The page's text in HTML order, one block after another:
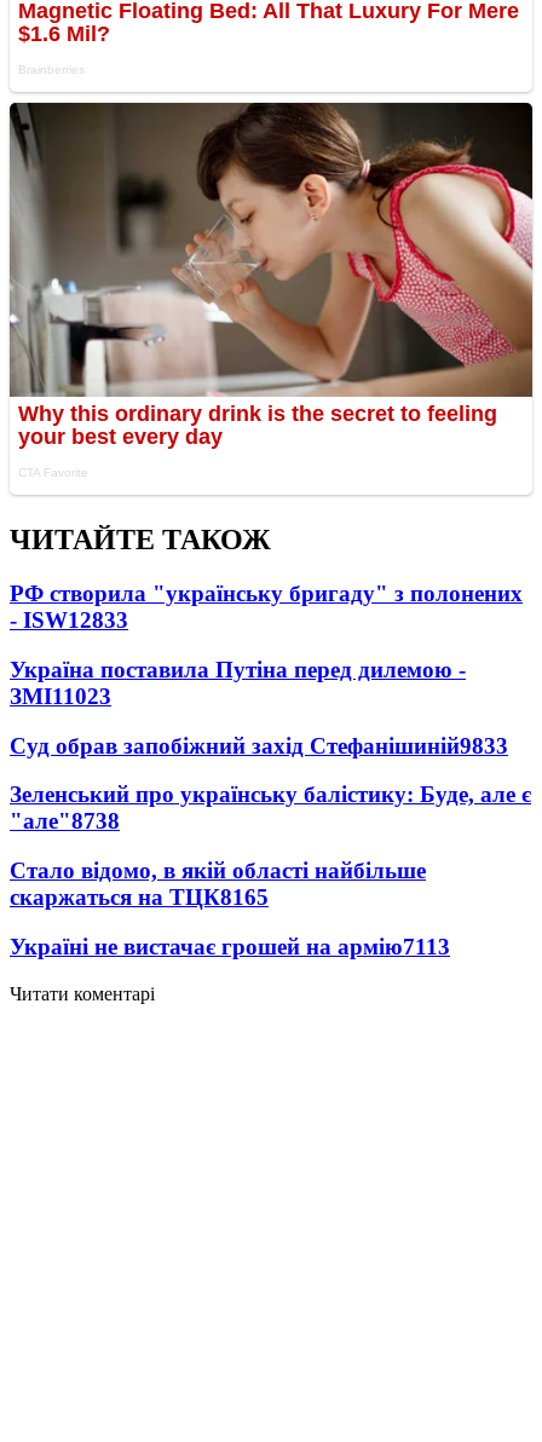
ЧИТАЙТЕ ТАКОЖ
РФ створила "українську бригаду" з полонених
- ISW12833
Україна поставила Путіна перед дилемою -
ЗМІ11023
Суд обрав запобіжний захід Стефанішиній9833
Зеленський про українську балістику: Буде, але є
"але"8738
Стало відомо, в якій області найбільше
скаржаться на ТЦК8165
Україні не вистачає грошей на армію7113
Читати коментарі